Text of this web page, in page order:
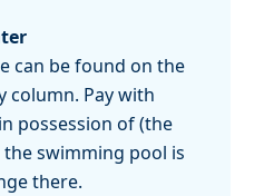
can be found on the
column. Pay with
possession of (the
swimming pool is
there.